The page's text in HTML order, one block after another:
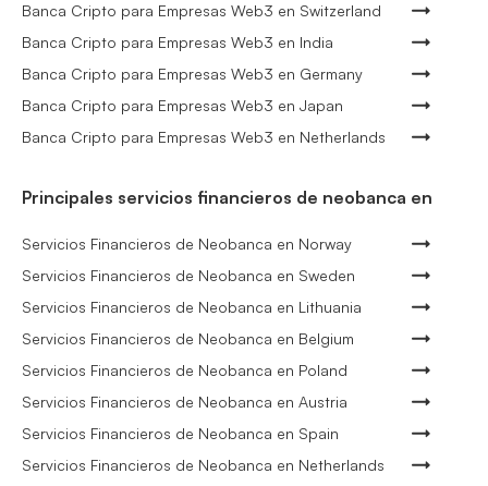
Banca Cripto para Empresas Web3 en Switzerland
Banca Cripto para Empresas Web3 en India
Banca Cripto para Empresas Web3 en Germany
Banca Cripto para Empresas Web3 en Japan
Banca Cripto para Empresas Web3 en Netherlands
Principales servicios financieros de neobanca en
Servicios Financieros de Neobanca en Norway
Servicios Financieros de Neobanca en Sweden
Servicios Financieros de Neobanca en Lithuania
Servicios Financieros de Neobanca en Belgium
Servicios Financieros de Neobanca en Poland
Servicios Financieros de Neobanca en Austria
Servicios Financieros de Neobanca en Spain
Servicios Financieros de Neobanca en Netherlands